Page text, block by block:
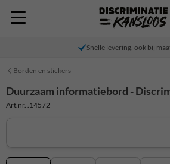
Snelle levering, ook bij
Borden en stickers
Duurzaam informatiebord -
Art.nr. .14572